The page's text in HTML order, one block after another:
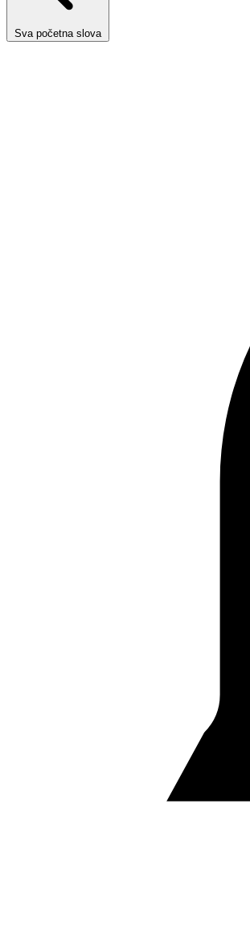
Sva početna slova